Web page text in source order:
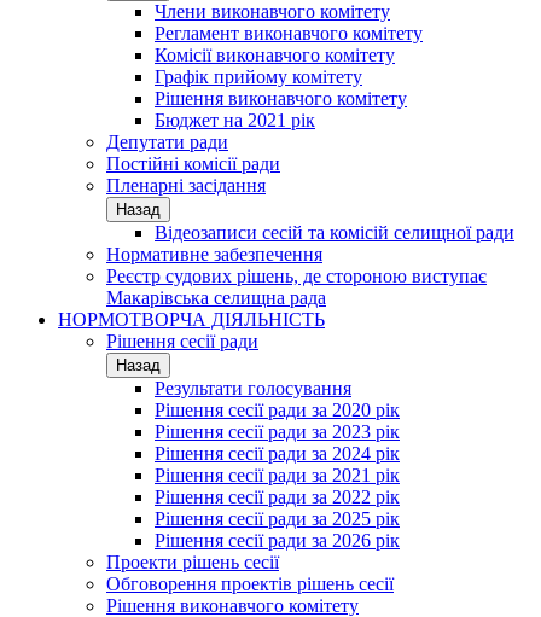
Члени виконавчого комітету
Регламент виконавчого комітету
Комісії виконавчого комітету
Графік прийому комітету
Рішення виконавчого комітету
Бюджет на 2021 рік
Депутати ради
Постійні комісії ради
Пленарні засідання
Назад
Відеозаписи сесій та комісій селищної ради
Нормативне забезпечення
Реєстр судових рішень, де стороною виступає
Макарівська селищна рада
НОРМОТВОРЧА ДІЯЛЬНІСТЬ
Рішення сесії ради
Назад
Результати голосування
Рішення сесії ради за 2020 рік
Рішення сесії ради за 2023 рік
Рішення сесії ради за 2024 рік
Рішення сесії ради за 2021 рік
Рішення сесії ради за 2022 рік
Рішення сесії ради за 2025 рік
Рішення сесії ради за 2026 рік
Проекти рішень сесії
Обговорення проектів рішень сесії
Рішення виконавчого комітету